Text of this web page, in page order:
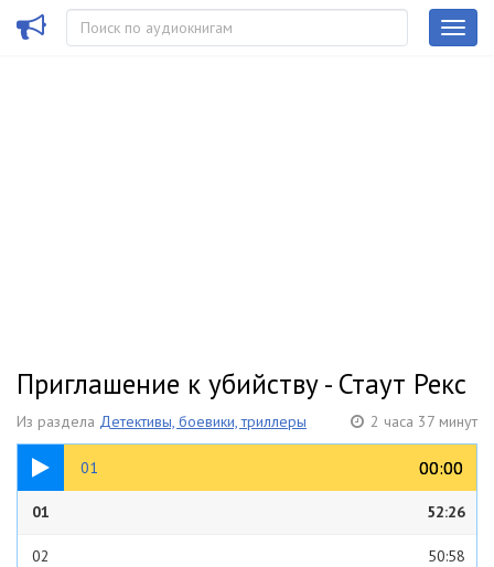
Приглашение к убийству - Стаут Рекс
Из раздела Детективы, боевики, триллеры 2 часа 37 минут
01 00:00
00:00
52:26
01 52:26
02 50:58